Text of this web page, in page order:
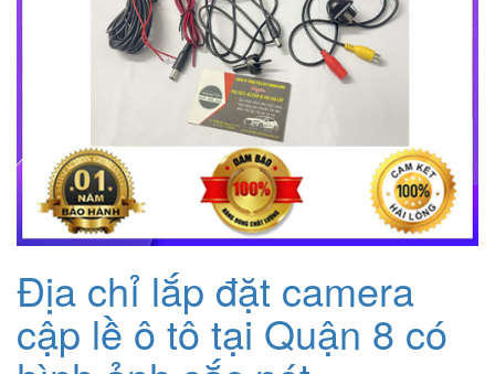
Địa chỉ lắp đặt camera
cập lề ô tô tại Quận 8 có